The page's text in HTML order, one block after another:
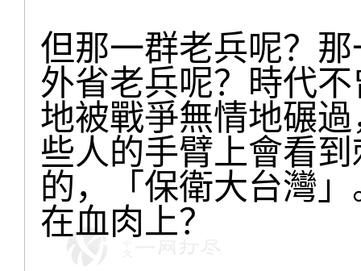
但那一群老兵呢？
外省老兵呢？時代
地被戰爭無情地碾
些人的手臂上會看
的，「保衛大台灣
在血肉上？